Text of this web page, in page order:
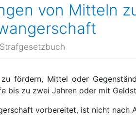
von Mitteln
Strafgesetzbuch
zu fördern, Mittel oder
bis zu zwei Jahren oder mit
vorbereitet, ist nicht nach